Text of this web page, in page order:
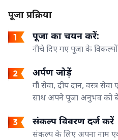
पूजा प्रक्रिया
पूजा का चयन करें:
नीचे दिए गए पूजा के
अर्पण जोड़ें
गौ सेवा, दीप दान, वस्त्र
साथ अपने पूजा अनुभव को
संकल्प विवरण दर्ज करें
संकल्प के लिए अपना नाम एवं